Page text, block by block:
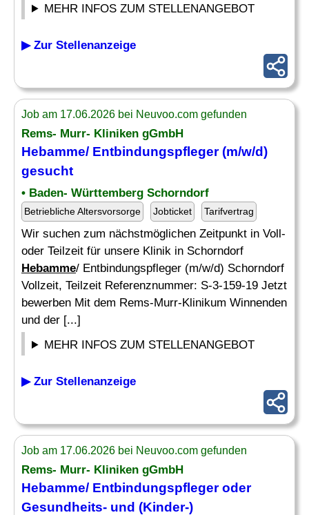
MEHR INFOS ZUM STELLENANGEBOT
▶ Zur Stellenanzeige
Job am 17.06.2026 bei Neuvoo.com gefunden
Rems- Murr- Kliniken gGmbH
Hebamme/ Entbindungspfleger (m/w/d)
gesucht
• Baden- Württemberg Schorndorf
Betriebliche Altersvorsorge Jobticket Tarifvertrag
Wir suchen zum nächstmöglichen Zeitpunkt in Voll-
oder Teilzeit für unsere Klinik in Schorndorf
Hebamme/ Entbindungspfleger (m/w/d) Schorndorf
Vollzeit, Teilzeit Referenznummer: S-3-159-19 Jetzt
bewerben Mit dem Rems-Murr-Klinikum Winnenden
und der [...]
MEHR INFOS ZUM STELLENANGEBOT
▶ Zur Stellenanzeige
Job am 17.06.2026 bei Neuvoo.com gefunden
Rems- Murr- Kliniken gGmbH
Hebamme/ Entbindungspfleger oder
Gesundheits- und (Kinder-)